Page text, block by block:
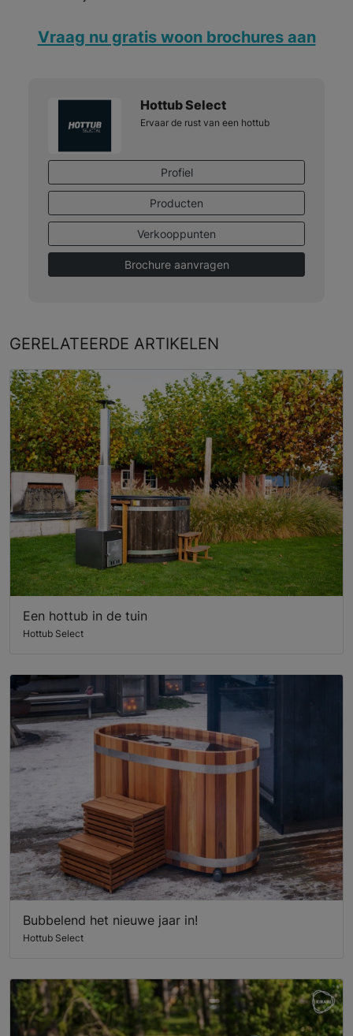
Vraag nu gratis woon brochures aan
Hottub Select
Ervaar de rust van een hottub
Profiel
Producten
Verkooppunten
Brochure aanvragen
GERELATEERDE ARTIKELEN
Een hottub in de tuin
Hottub Select
Bubbelend het nieuwe jaar in!
Hottub Select